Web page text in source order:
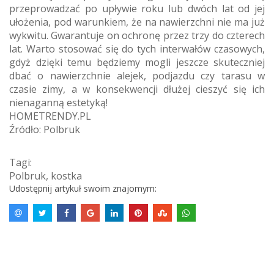
przeprowadzać po upływie roku lub dwóch lat od jej
ułożenia, pod warunkiem, że na nawierzchni nie ma już
wykwitu. Gwarantuje on ochronę przez trzy do czterech
lat. Warto stosować się do tych interwałów czasowych,
gdyż dzięki temu będziemy mogli jeszcze skuteczniej
dbać o nawierzchnie alejek, podjazdu czy tarasu w
czasie zimy, a w konsekwencji dłużej cieszyć się ich
nienaganną estetyką!
HOMETRENDY.PL
Źródło: Polbruk
Tagi:
Polbruk, kostka
Udostępnij artykuł swoim znajomym: